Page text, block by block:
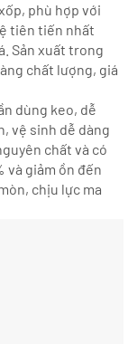
phù hợp với
tiên tiến nhất
Sản xuất trong
chất lượng, giá
dùng keo, dễ
vệ sinh dễ dàng
chất và có
và giảm ồn đến
chịu lực ma